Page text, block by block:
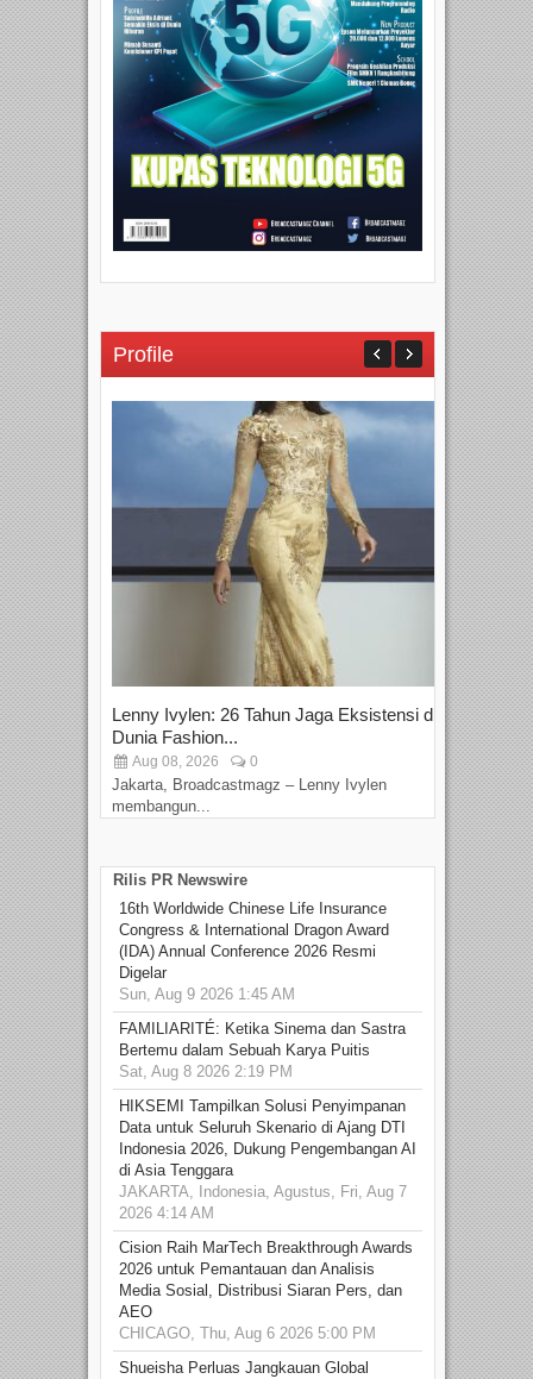
Profile
Lenny Ivylen: 26 Tahun Jaga Eksistensi di
Dunia Fashion...
Aug 08, 2026 0
Jakarta, Broadcastmagz – Lenny Ivylen
membangun...
Rilis PR Newswire
16th Worldwide Chinese Life Insurance
Congress & International Dragon Award
(IDA) Annual Conference 2026 Resmi
Digelar
Sun, Aug 9 2026 1:45 AM
FAMILIARITÉ: Ketika Sinema dan Sastra
Bertemu dalam Sebuah Karya Puitis
Sat, Aug 8 2026 2:19 PM
HIKSEMI Tampilkan Solusi Penyimpanan
Data untuk Seluruh Skenario di Ajang DTI
Indonesia 2026, Dukung Pengembangan AI
di Asia Tenggara
JAKARTA, Indonesia, Agustus, Fri, Aug 7
2026 4:14 AM
Cision Raih MarTech Breakthrough Awards
2026 untuk Pemantauan dan Analisis
Media Sosial, Distribusi Siaran Pers, dan
AEO
CHICAGO, Thu, Aug 6 2026 5:00 PM
Shueisha Perluas Jangkauan Global